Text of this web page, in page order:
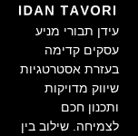
עידן תבורי מניע
עסקים קדימה
בעזרת אסטרטגיות
שיווק מדויקות
ותכנון חכם
לצמיחה. שילוב בין